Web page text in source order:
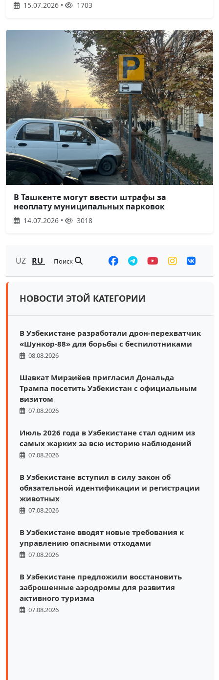
15.07.2026 • 1703
В Ташкенте могут ввести штрафы за
неоплату муниципальных парковок
14.07.2026 • 3018
UZ RU Поиск
НОВОСТИ ЭТОЙ КАТЕГОРИИ
В Узбекистане разработали дрон-перехватчик
«Шункор-88» для борьбы с беспилотниками
08.08.2026
Шавкат Мирзиёев пригласил Дональда
Трампа посетить Узбекистан с официальным
визитом
07.08.2026
Июль 2026 года в Узбекистане стал одним из
самых жарких за всю историю наблюдений
07.08.2026
В Узбекистане вступил в силу закон об
обязательной идентификации и регистрации
животных
07.08.2026
В Узбекистане вводят новые требования к
управлению опасными отходами
07.08.2026
В Узбекистане предложили восстановить
заброшенные аэродромы для развития
активного туризма
07.08.2026